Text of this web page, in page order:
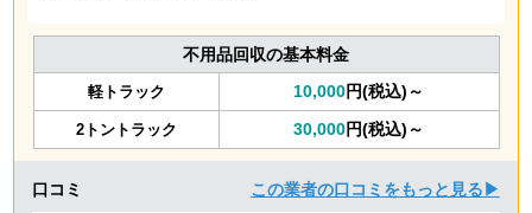
不用品回収の基本料金
軽トラック 10,000円(税込)～
2トントラック 30,000円(税込)～
口コミ この業者の口コミをもっと見る▶